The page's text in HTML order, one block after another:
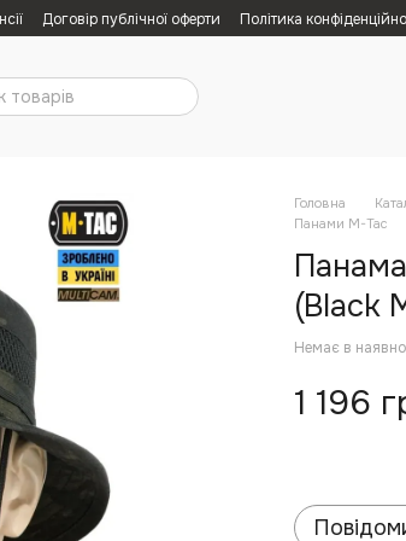
Договір публічної оферти Політика
Головна
Панами M-Tac
(Black
Немає в
1 196